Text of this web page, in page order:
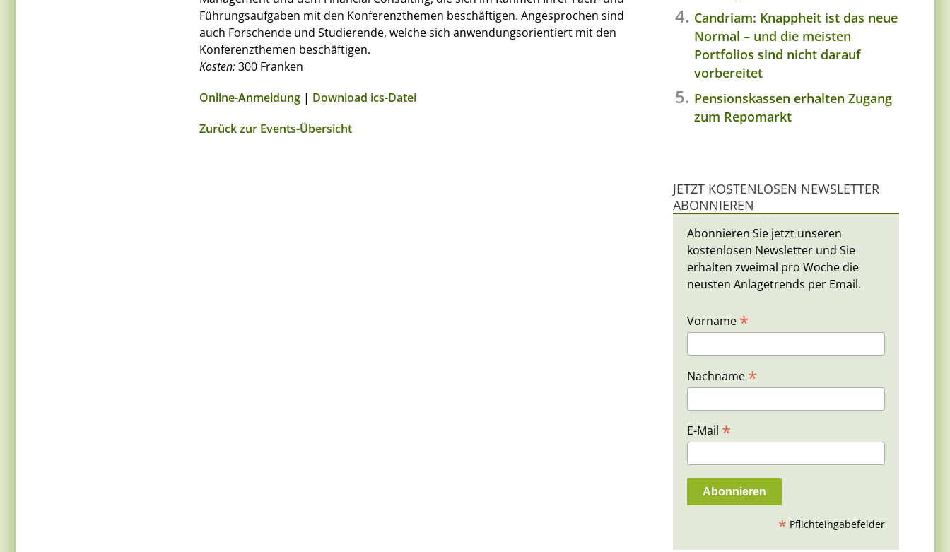
Führungsaufgaben mit den Konferenzthemen beschäftigen. Angesprochen sind
auch Forschende und Studierende, welche sich anwendungsorientiert mit den
Konferenzthemen beschäftigen.
Kosten:300 Franken
Online-Anmeldung | Download ics-Datei
Zurück zur Events-Übersicht
Candriam: Knappheit ist das neue
Normal – und die meisten
Portfolios sind nicht darauf
vorbereitet
Pensionskassen erhalten Zugang
zum Repomarkt
JETZT KOSTENLOSEN NEWSLETTER
ABONNIEREN
Abonnieren Sie jetzt unseren
kostenlosen Newsletter und Sie
erhalten zweimal pro Woche die
neusten Anlagetrends per Email.
Vorname *
Nachname *
E-Mail *
* Pflichteingabefelder